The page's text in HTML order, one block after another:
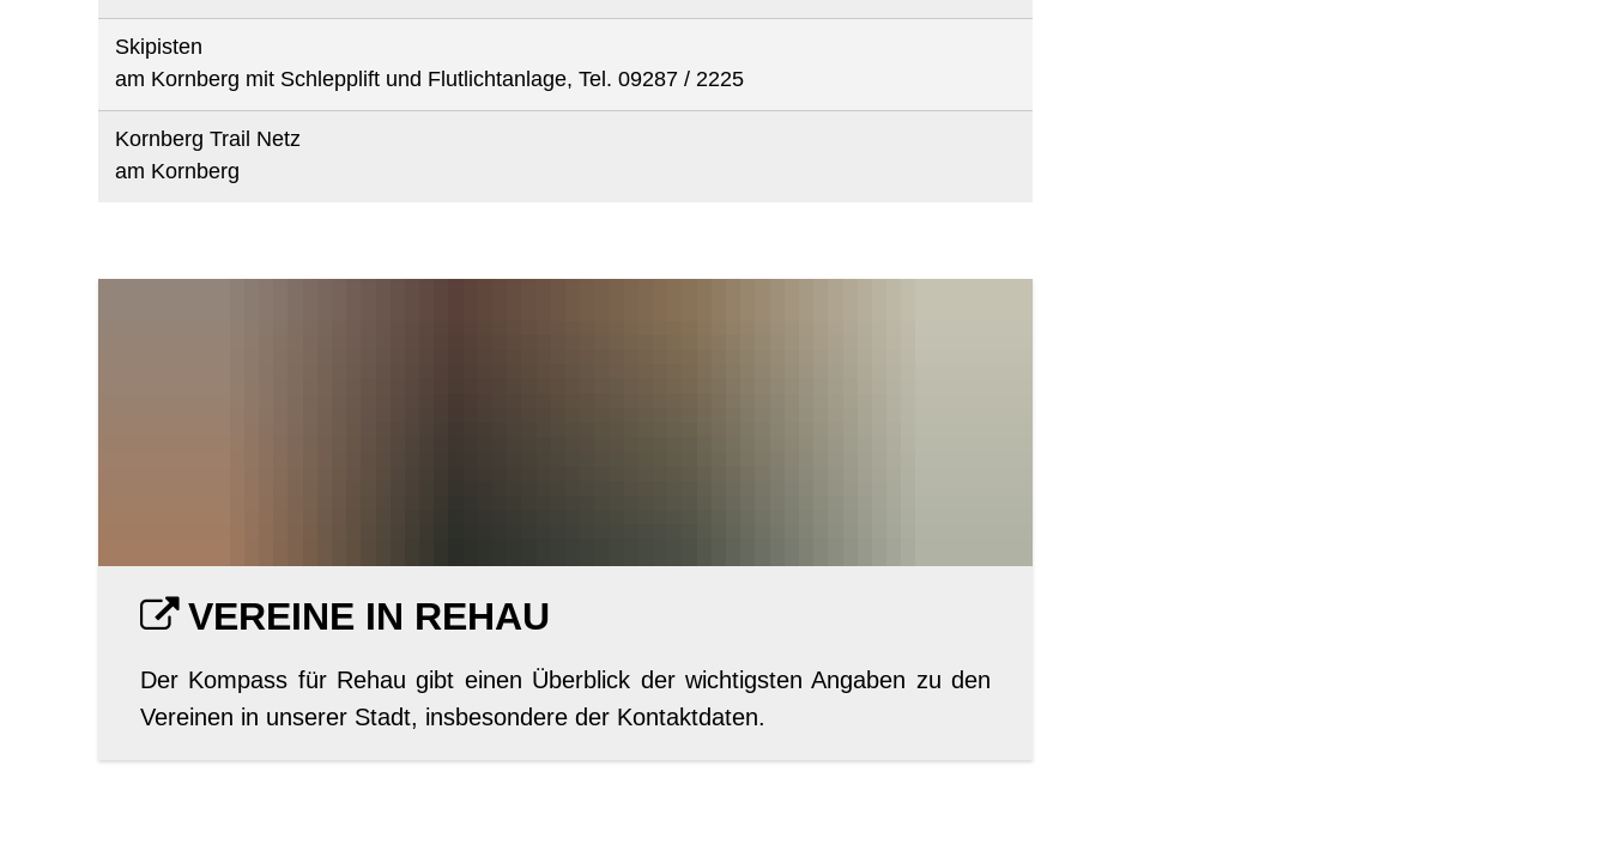
Skipisten
am Kornberg mit Schlepplift und Flutlichtanlage, Tel. 09287 / 2225
Kornberg Trail Netz
am Kornberg
VEREINE IN REHAU
Der Kompass für Rehau gibt einen Überblick der wichtigsten Angaben zu den
Vereinen in unserer Stadt, insbesondere der Kontaktdaten.